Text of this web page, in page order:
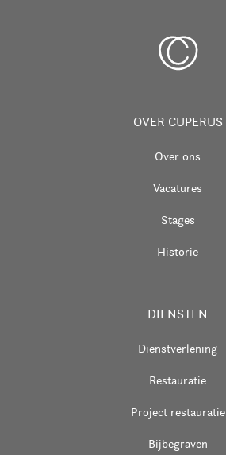
OVER CUPERUS
Over ons
Vacatures
Stages
Historie
DIENSTEN
Dienstverlening
Restauratie
Project restauratie
Bijbegraven